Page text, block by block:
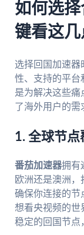
如何选
键看这几
选择回国加速器
性、支持的平台
是为解决这些痛
了海外用户的需
1. 全球节
番茄加速器拥有
欧洲还是澳洲，
确保你连接的节
想看央视频的世
稳定的回国节点